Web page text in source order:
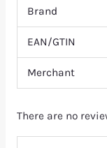
Brand
EAN/GTIN
Merchant
There are no